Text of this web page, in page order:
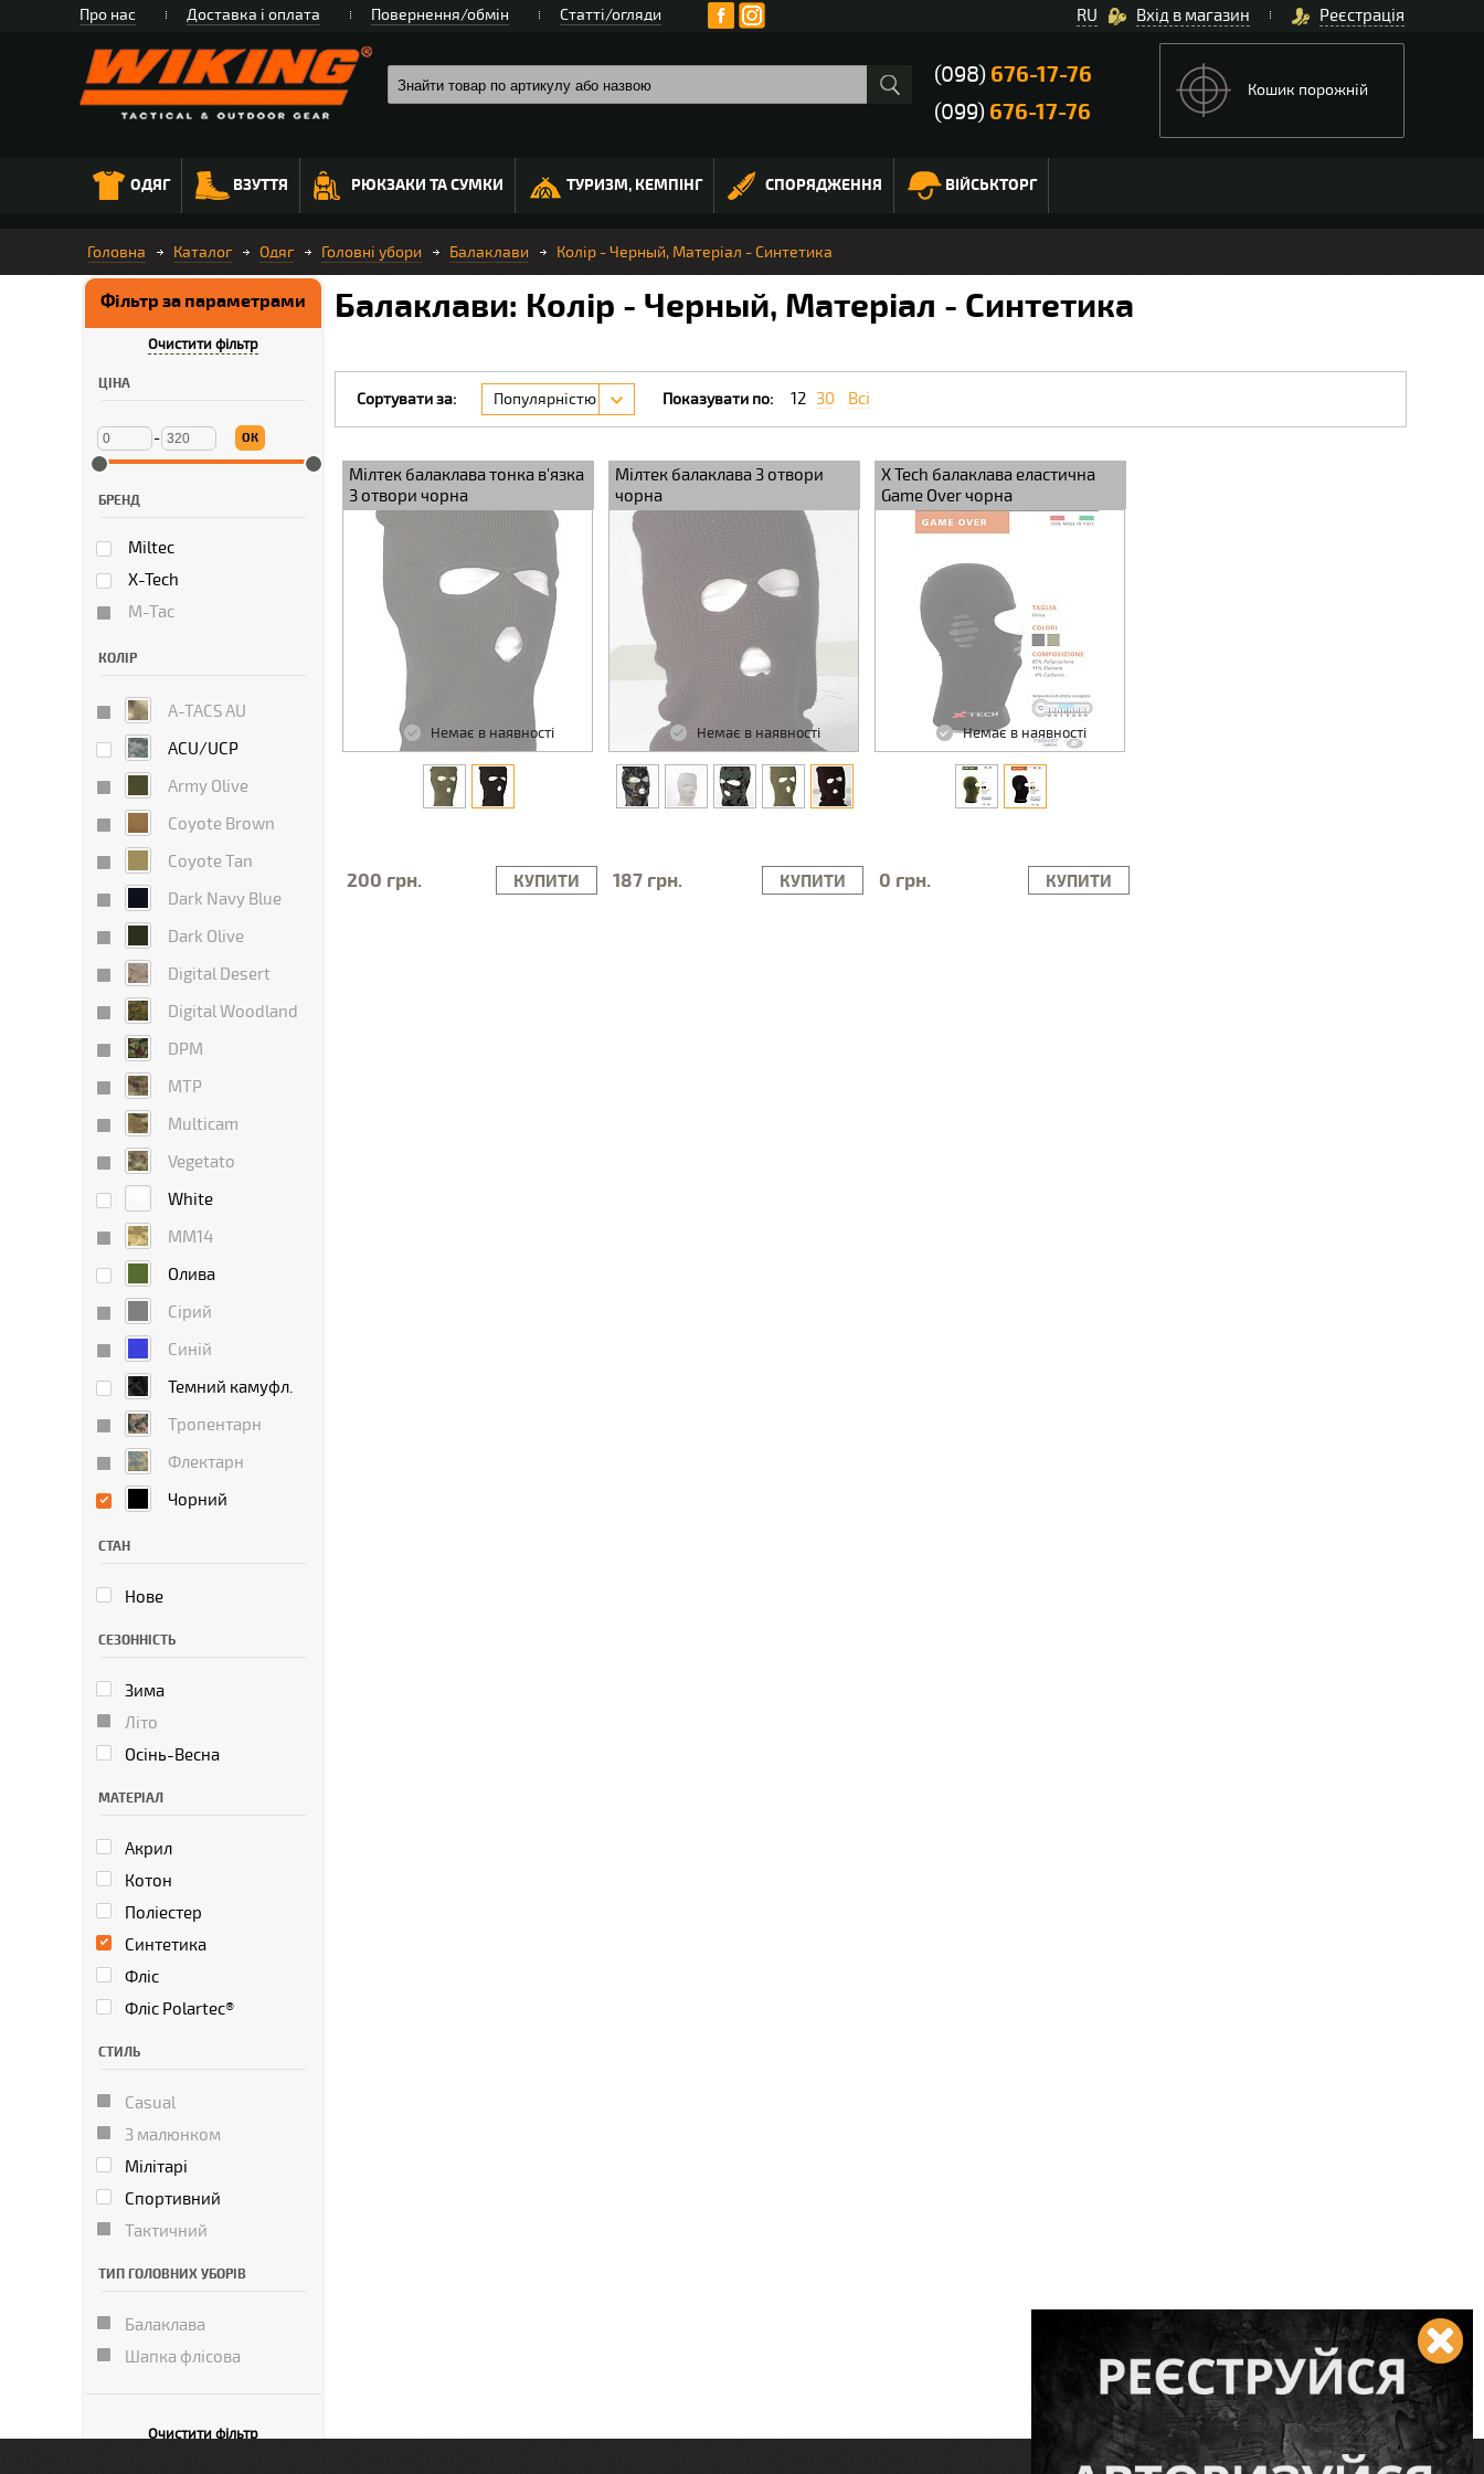
Про нас Доставка і оплата Повернення/обмін Статті/огляди Вхід в магазин Реєстрація
RU
(098) 676-17-76
(099) 676-17-76
Кошик порожній
ОДЯГ ВЗУТТЯ РЮКЗАКИ ТА СУМКИ ТУРИЗМ, КЕМПІНГ СПОРЯДЖЕННЯ ВІЙСЬКТОРГ
Головна Каталог Одяг Головні убори Балаклави Колір - Черный, Матеріал - Синтетика
Балаклави: Колір - Черный, Матеріал - Синтетика
Фільтр за параметрами
Очистити фільтр
ЦІНА
- ОК
БРЕНД
Miltec
X-Tech
M-Tac
КОЛІР
A-TACS AU
ACU/UCP
Army Olive
Coyote Brown
Coyote Tan
Dark Navy Blue
Dark Olive
Digital Desert
Digital Woodland
DPM
MTP
Multicam
Vegetato
White
ММ14
Олива
Сірий
Синій
Темний камуфл.
Тропентарн
Флектарн
Чорний
СТАН
Нове
СЕЗОННІСТЬ
Зима
Літо
Осінь-Весна
МАТЕРІАЛ
Акрил
Котон
Поліестер
Синтетика
Фліс
Фліс Polartec®
СТИЛЬ
Casual
З малюнком
Мілітарі
Спортивний
Тактичний
ТИП ГОЛОВНИХ УБОРІВ
Балаклава
Шапка флісова
Очистити фільтр
Сортувати за: Популярністю Показувати по: 12 30 Всі
Мілтек балаклава тонка в'язка
3 отвори чорна
Немає в наявності
200 грн. КУПИТИ
Мілтек балаклава 3 отвори
чорна
Немає в наявності
187 грн. КУПИТИ
X Tech балаклава еластична
Game Over чорна
Немає в наявності
0 грн. КУПИТИ